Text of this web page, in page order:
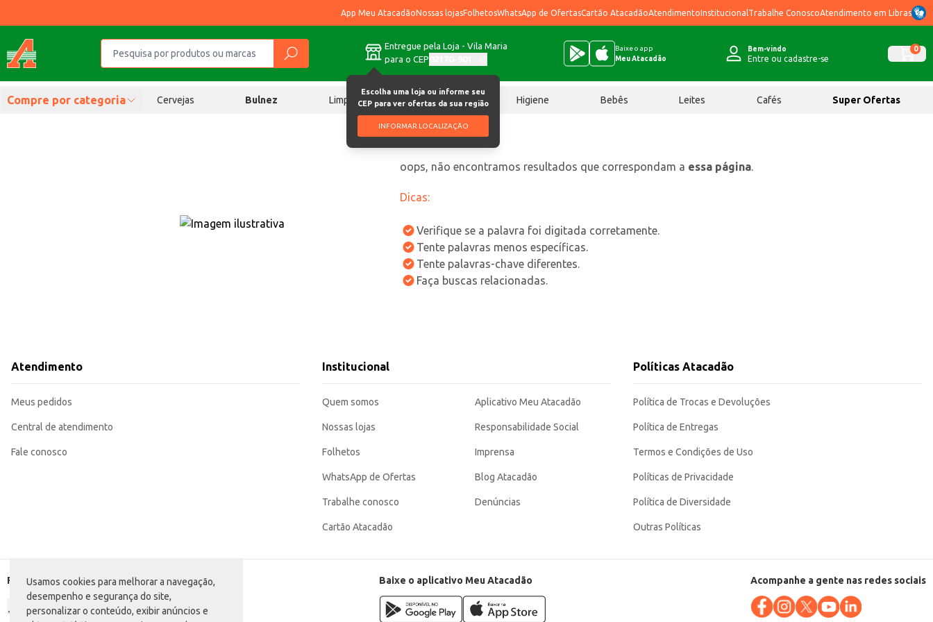
Usamos cookies para melhorar a navegação,
desempenho e segurança do site,
personalizar o conteúdo, exibir anúncios e
App Meu AtacadãoNossas lojasFolhetosWhatsApp de OfertasCartão AtacadãoAtendimentoInstitucional Trabalhe ConoscoAtendimento em Libras
Entregue pela Loja - Vila Maria
para o CEP
Escolha uma loja ou informe seu
CEP para ver ofertas da sua região
INFORMAR LOCALIZAÇÃO
Baixe o app
Meu Atacadão
Bem-vindo
Entre ou cadastre-se
0
Compre por categoria Cervejas Bulnez Limpeza Chocolates Higiene Bebês Leites Cafés Super Ofertas
oops, não encontramos resultados que correspondam a essa página.
Dicas:
Verifique se a palavra foi digitada corretamente.
Tente palavras menos específicas.
Tente palavras-chave diferentes.
Faça buscas relacionadas.
Atendimento
Meus pedidos
Central de atendimento
Fale conosco
Institucional
Quem somos
Nossas lojas
Folhetos
WhatsApp de Ofertas
Trabalhe conosco
Cartão Atacadão
Aplicativo Meu Atacadão
Responsabilidade Social
Imprensa
Blog Atacadão
Denúncias
Políticas Atacadão
Política de Trocas e Devoluções
Política de Entregas
Termos e Condições de Uso
Políticas de Privacidade
Política de Diversidade
Outras Políticas
Formas de pagamento Baixe o aplicativo Meu Atacadão Acompanhe a gente nas redes sociais